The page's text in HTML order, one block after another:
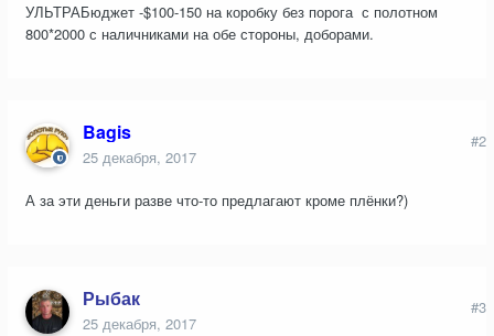
УЛЬТРАБюджет -$100-150 на коробку без порога с полотном
800*2000 с наличниками на обе стороны, доборами.
Bagis
25 декабря, 2017
#2
А за эти деньги разве что-то предлагают кроме плёнки?)
Рыбак
25 декабря, 2017
#3